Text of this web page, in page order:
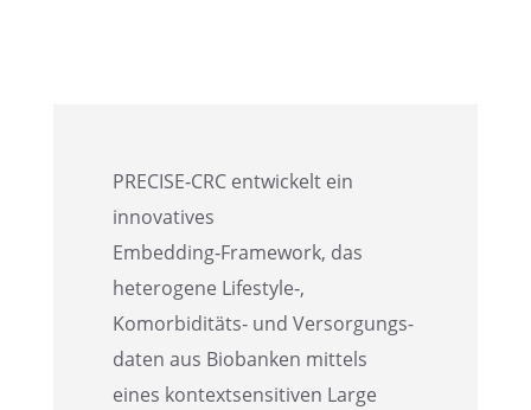
PRECISE‑CRC entwi­ckelt ein
innova­ti­ves
Embedding‑Framework, das
hetero­gene Lifestyle‑,
Komorbiditäts‑ und Versor­gungs­
da­ten aus Bioban­ken mittels
eines kontext­sen­si­ti­ven Large